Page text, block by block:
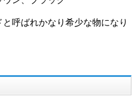
呼ばれかなり希少な物になり